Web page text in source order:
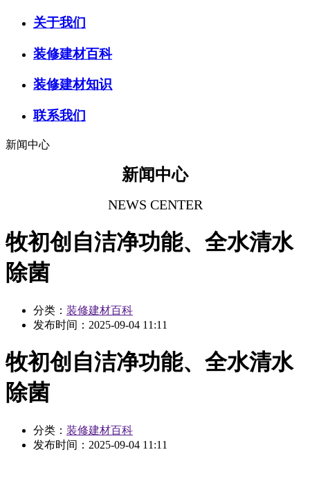
关于我们
装修建材百科
装修建材知识
联系我们
新闻中心
新闻中心
NEWS CENTER
牧初创自洁净功能、全水清水
除菌
分类： 装修建材百科
发布时间： 2025-09-04 11:11
牧初创自洁净功能、全水清水
除菌
分类： 装修建材百科
发布时间： 2025-09-04 11:11